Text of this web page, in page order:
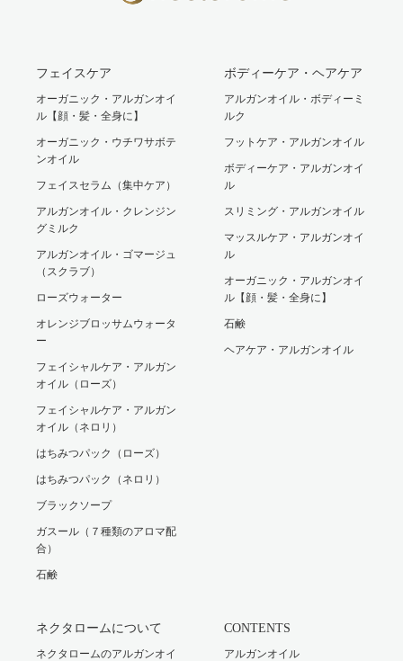
フェイスケア
オーガニック・アルガンオイ
ル【顔・髪・全身に】
オーガニック・ウチワサボテ
ンオイル
フェイスセラム（集中ケア）
アルガンオイル・クレンジン
グミルク
アルガンオイル・ゴマージュ
（スクラブ）
ローズウォーター
オレンジブロッサムウォータ
ー
フェイシャルケア・アルガン
オイル（ローズ）
フェイシャルケア・アルガン
オイル（ネロリ）
はちみつパック（ローズ）
はちみつパック（ネロリ）
ブラックソープ
ガスール（７種類のアロマ配
合）
石鹸
ボディーケア・ヘアケア
アルガンオイル・ボディーミ
ルク
フットケア・アルガンオイル
ボディーケア・アルガンオイ
ル
スリミング・アルガンオイル
マッスルケア・アルガンオイ
ル
オーガニック・アルガンオイ
ル【顔・髪・全身に】
石鹸
ヘアケア・アルガンオイル
ネクタロームについて
ネクタロームのアルガンオイ
CONTENTS
アルガンオイル